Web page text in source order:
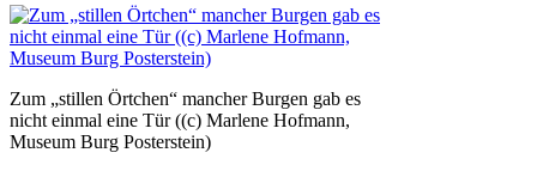
Zum „stillen Örtchen“ mancher Burgen gab es
nicht einmal eine Tür ((c) Marlene Hofmann,
Museum Burg Posterstein)